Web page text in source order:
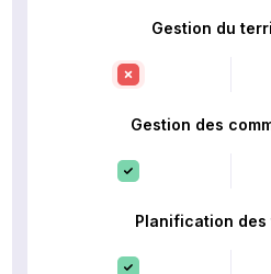
Gestion du
Gestion des
Planification des